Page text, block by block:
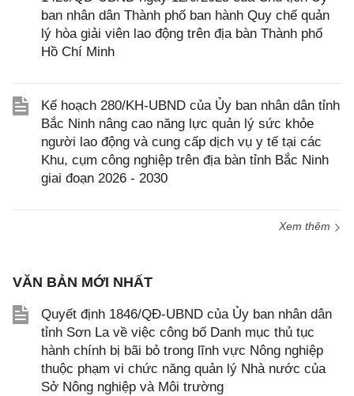
ban nhân dân Thành phố ban hành Quy chế quản
lý hòa giải viên lao động trên địa bàn Thành phố
Hồ Chí Minh
Kế hoạch 280/KH-UBND của Ủy ban nhân dân tỉnh
Bắc Ninh nâng cao năng lực quản lý sức khỏe
người lao động và cung cấp dịch vụ y tế tại các
Khu, cụm công nghiệp trên địa bàn tỉnh Bắc Ninh
giai đoạn 2026 - 2030
Xem thêm
VĂN BẢN MỚI NHẤT
Quyết định 1846/QĐ-UBND của Ủy ban nhân dân
tỉnh Sơn La về việc công bố Danh mục thủ tục
hành chính bị bãi bỏ trong lĩnh vực Nông nghiệp
thuộc phạm vi chức năng quản lý Nhà nước của
Sở Nông nghiệp và Môi trường